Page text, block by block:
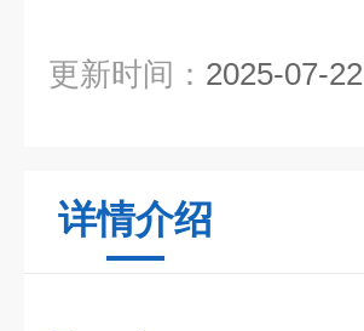
更新时间： 2025-07-22
详情介绍